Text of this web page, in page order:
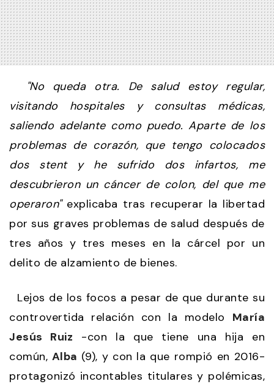
"No queda otra. De salud estoy regular,
visitando hospitales y consultas médicas,
saliendo adelante como puedo. Aparte de los
problemas de corazón, que tengo colocados
dos stent y he sufrido dos infartos, me
descubrieron un cáncer de colon, del que me
operaron"explicaba tras recuperar la libertad
por sus graves problemas de salud después de
tres años y tres meses en la cárcel por un
delito de alzamiento de bienes.
Lejos de los focos a pesar de que durante su
controvertida relación con la modelo María
Jesús Ruiz -con la que tiene una hija en
común, Alba (9), y con la que rompió en 2016-
protagonizó incontables titulares y polémicas,